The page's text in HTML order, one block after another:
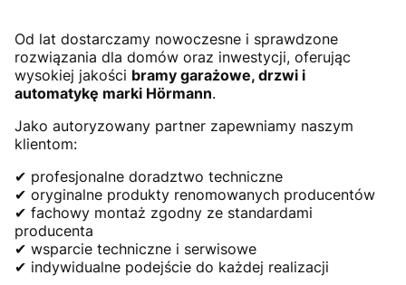
Od lat dostarczamy nowoczesne i sprawdzone
rozwiązania dla domów oraz inwestycji, oferując
wysokiej jakości bramy garażowe, drzwi i
automatykę marki Hörmann.
Jako autoryzowany partner zapewniamy naszym
klientom:
✔ profesjonalne doradztwo techniczne
✔ oryginalne produkty renomowanych producentów
✔ fachowy montaż zgodny ze standardami
producenta
✔ wsparcie techniczne i serwisowe
✔ indywidualne podejście do każdej realizacji